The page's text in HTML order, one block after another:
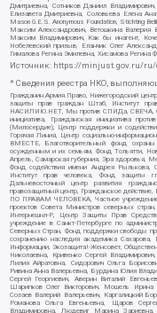
Дмитриевна, Сотников Даниил
Елизавета Дмитриевна, Соловьева Елена
Mason G.E.S. Anonymous Foundation, Stichting
Максим Александрович, Ветошкина Валерия
Максим Владимирович, Как бы инагент,
Нобелевский призыв, Еланчик Олег
Гималова Регина Эмилевна, Хисамова Регина
Источник: https://minjust.gov.ru/ru/
* Сведения реестра НКО,
Гражданин.Армия.Право, Нижегородский
защиты прав граждан Штаб, Институт
НАСИЛИЮ.НЕТ, Мы против СПИДа, СВЕЧА,
инициатива, Гражданская инициатива
(Милосердие), Центр поддержки и
Горячая Линия, Центр социально-
ВМЕСТЕ, Благотворительный фонд
осужденным и их семьям, Фонд Тольятти,
Апрель, Самарская губерния, Эра здоровья,
Фонд содействия имени Андрея Рылькова,
Институт прав человека, Фонд защиты
Дальневосточный центр развития
правозащитный центр, Гражданское
ПО ПРАВАМ ЧЕЛОВЕКА, Частное учреждение
проектов Совета Министров северных
Интернешнл-Р, Центр Защиты Прав
учреждение в Санкт-Петербурге по
Северных Стран, Фонд поддержки свободы
сохранению наследия академика
Информации, Экозащита!-Женсовет,
Николаевна, Кривенко Сергей
Лилия Айратовна, Сидорович Ольга
Ривина Анна Валерьевна, Бурдина Юлия
Сергей Георгиевич, Аверин Виталий
Шарипков Олег Викторович, Мошель Ирина
Созаев Валерий Валерьевич, Каргалицкий
Романова Ольга Евгеньевна, Щаров
Владимировна, Людевиг Марина Зариевна,